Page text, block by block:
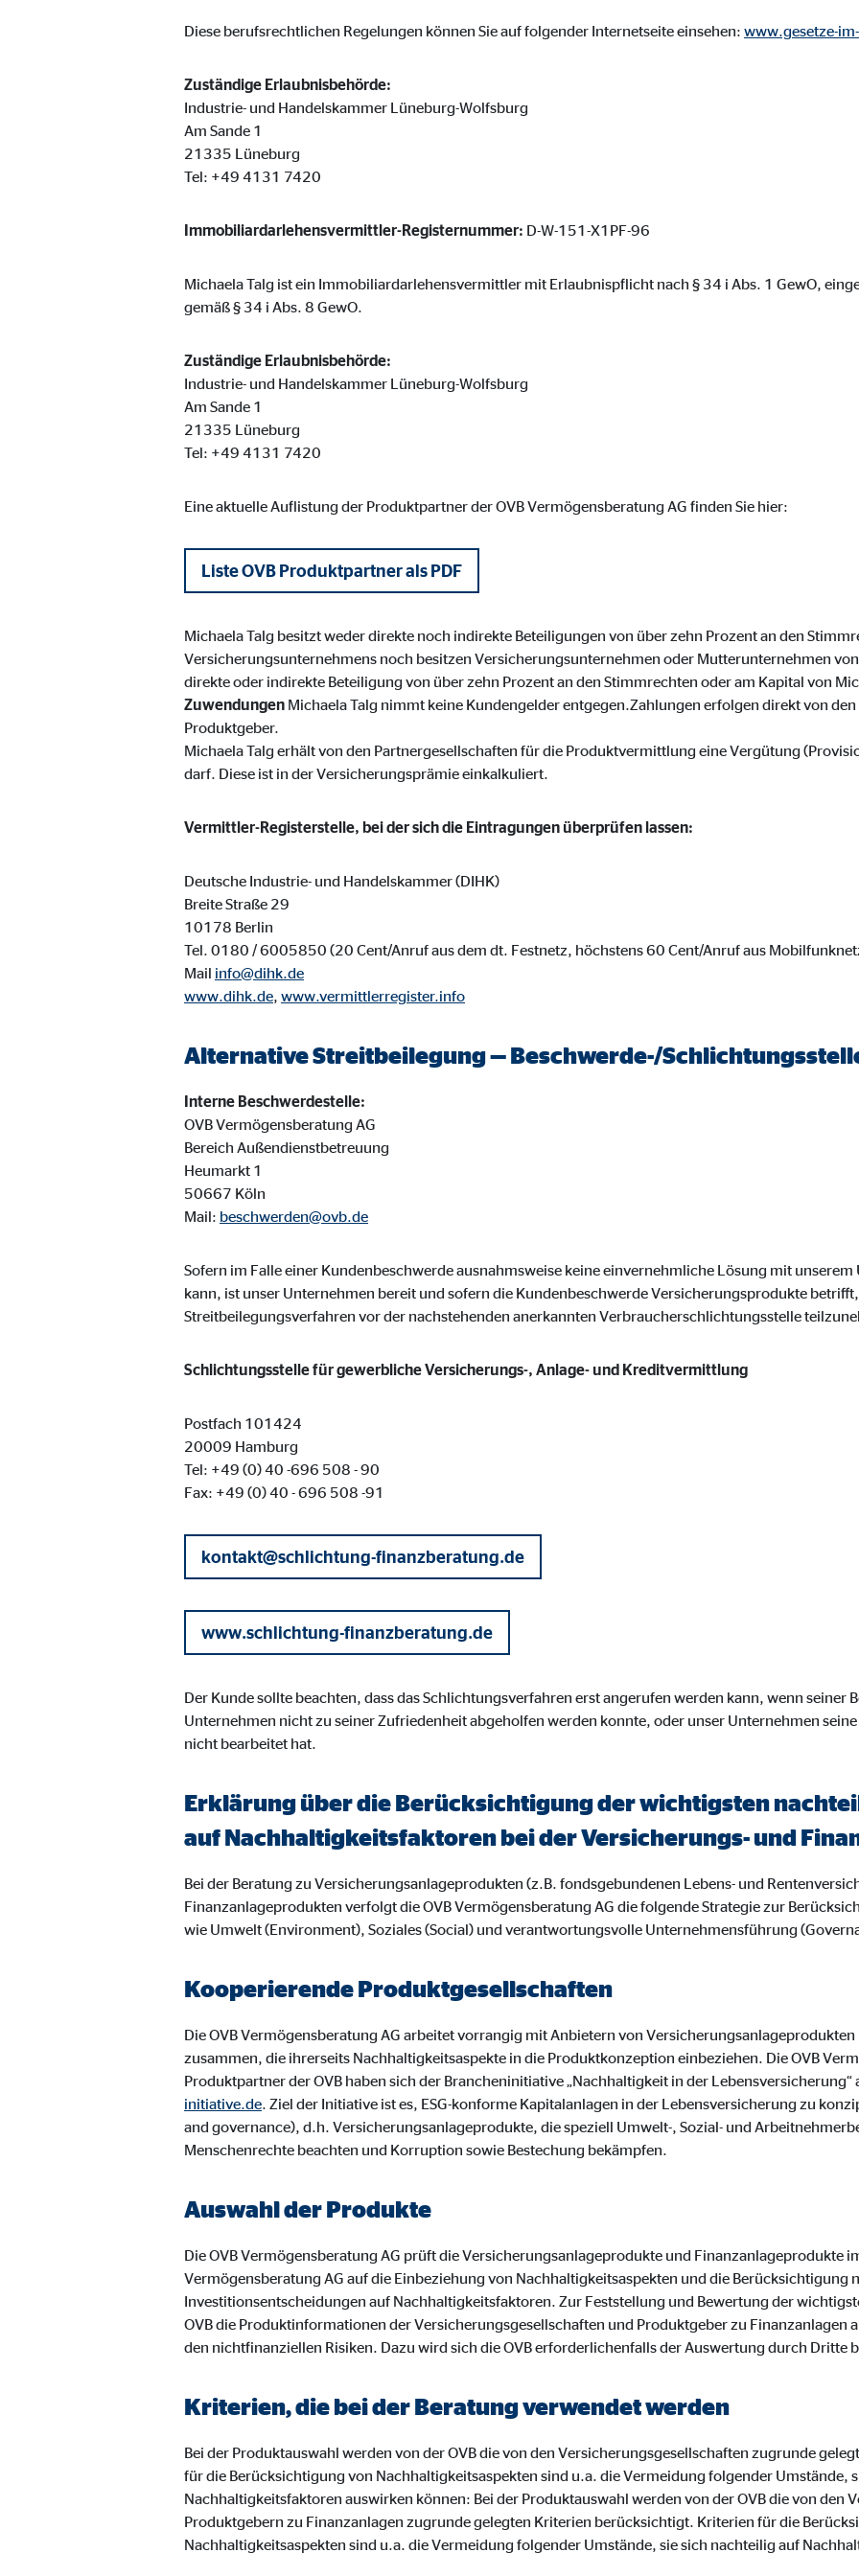
Diese berufsrechtlichen Regelungen können Sie auf folgender Internetseite einsehen: www.gesetze-
Zuständige Erlaubnisbehörde:
Industrie- und Handelskammer Lüneburg-Wolfsburg
Am Sande 1
21335 Lüneburg
Tel: +49 4131 7420
Immobiliardarlehensvermittler-Registernummer: D-W-151-X1PF-96
Michaela Talg ist ein Immobiliardarlehensvermittler mit Erlaubnispflicht nach § 34 i Abs. 1 GewO,
gemäß § 34 i Abs. 8 GewO.
Zuständige Erlaubnisbehörde:
Industrie- und Handelskammer Lüneburg-Wolfsburg
Am Sande 1
21335 Lüneburg
Tel: +49 4131 7420
Eine aktuelle Auflistung der Produktpartner der OVB Vermögensberatung AG finden Sie hier:
Liste OVB Produktpartner als PDF
Michaela Talg besitzt weder direkte noch indirekte Beteiligungen von über zehn Prozent an den
Versicherungsunternehmens noch besitzen Versicherungsunternehmen oder Mutterunternehmen
direkte oder indirekte Beteiligung von über zehn Prozent an den Stimmrechten oder am Kapital von
Zuwendungen Michaela Talg nimmt keine Kundengelder entgegen.Zahlungen erfolgen direkt von
Produktgeber.
Michaela Talg erhält von den Partnergesellschaften für die Produktvermittlung eine Vergütung
darf. Diese ist in der Versicherungsprämie einkalkuliert.
Vermittler-Registerstelle, bei der sich die Eintragungen überprüfen lassen:
Deutsche Industrie- und Handelskammer (DIHK)
Breite Straße 29
10178 Berlin
Tel. 0180 / 6005850 (20 Cent/Anruf aus dem dt. Festnetz, höchstens 60 Cent/Anruf aus
Mail info@dihk.de
www.dihk.de, www.vermittlerregister.info
Alternative Streitbeilegung — Beschwerde-/
Interne Beschwerdestelle:
OVB Vermögensberatung AG
Bereich Außendienstbetreuung
Heumarkt 1
50667 Köln
Mail: beschwerden@ovb.de
Sofern im Falle einer Kundenbeschwerde ausnahmsweise keine einvernehmliche Lösung mit
kann, ist unser Unternehmen bereit und sofern die Kundenbeschwerde Versicherungsprodukte
Streitbeilegungsverfahren vor der nachstehenden anerkannten Verbraucherschlichtungsstelle
Schlichtungsstelle für gewerbliche Versicherungs-, Anlage- und Kreditvermittlung
Postfach 101424
20009 Hamburg
Tel: +49 (0) 40 -696 508 - 90
Fax: +49 (0) 40 - 696 508 -91
kontakt@schlichtung-finanzberatung.de
www.schlichtung-finanzberatung.de
Der Kunde sollte beachten, dass das Schlichtungsverfahren erst angerufen werden kann, wenn seiner
Unternehmen nicht zu seiner Zufriedenheit abgeholfen werden konnte, oder unser Unternehmen
nicht bearbeitet hat.
Erklärung über die Berücksichtigung der wichtigsten
auf Nachhaltigkeitsfaktoren bei der Versicherungs- und
Bei der Beratung zu Versicherungsanlageprodukten (z.B. fondsgebundenen Lebens- und
Finanzanlageprodukten verfolgt die OVB Vermögensberatung AG die folgende Strategie zur
wie Umwelt (Environment), Soziales (Social) und verantwortungsvolle Unternehmensführung
Kooperierende Produktgesellschaften
Die OVB Vermögensberatung AG arbeitet vorrangig mit Anbietern von
zusammen, die ihrerseits Nachhaltigkeitsaspekte in die Produktkonzeption einbeziehen. Die OVB
Produktpartner der OVB haben sich der Brancheninitiative „Nachhaltigkeit in der Lebensversicherung“
initiative.de. Ziel der Initiative ist es, ESG-konforme Kapitalanlagen in der Lebensversicherung zu
and governance), d.h. Versicherungsanlageprodukte, die speziell Umwelt-, Sozial- und
Menschenrechte beachten und Korruption sowie Bestechung bekämpfen.
Auswahl der Produkte
Die OVB Vermögensberatung AG prüft die Versicherungsanlageprodukte und Finanzanlageprodukte
Vermögensberatung AG auf die Einbeziehung von Nachhaltigkeitsaspekten und die Berücksichtigung
Investitionsentscheidungen auf Nachhaltigkeitsfaktoren. Zur Feststellung und Bewertung der
OVB die Produktinformationen der Versicherungsgesellschaften und Produktgeber zu Finanzanlagen
den nichtfinanziellen Risiken. Dazu wird sich die OVB erforderlichenfalls der Auswertung durch Dritte
Kriterien, die bei der Beratung verwendet werden
Bei der Produktauswahl werden von der OVB die von den Versicherungsgesellschaften zugrunde
für die Berücksichtigung von Nachhaltigkeitsaspekten sind u.a. die Vermeidung folgender Umstände,
Nachhaltigkeitsfaktoren auswirken können: Bei der Produktauswahl werden von der OVB die von den
Produktgebern zu Finanzanlagen zugrunde gelegten Kriterien berücksichtigt. Kriterien für die
Nachhaltigkeitsaspekten sind u.a. die Vermeidung folgender Umstände, sie sich nachteilig auf
Cookie Laufzeit: Browser-Sitzung
Einverständnis Cookie | Empfänger: OVB
Anbieter:
Cookie Laufzeit: 1 Jahr
Statistik Cookies
Google Analytics | Empfänger: OVB, Google Ireland Ltd.
Erhebung von Statistiken zur Website-Nutzung
Marketing Cookies werden eingesetzt, um personalisierte Werbung anzuzeigen. Zu diesem Zweck werden die Daten an
Besucher über die Websites hinweg verfolgen.
Facebook Pixel | Empfänger: OVB, Facebook Ireland Ltd.
_fbp
Cookie Laufzeit: 3 Monate
Adform | Empfänger: OVB, Adform A/S
ad campaign
Externe Medien
Inhalte von Video- und Kartenplattformen werden beim Besuch unserer Webseite standardmäßig blockiert. Durch das
Google Maps | Empfänger: OVB, Google Ireland Ltd.
google_maps
Einbinden von interaktiven Google Karten
Cookie Laufzeit:
YouTube | Empfänger: OVB, Google Ireland Ltd.
Google Ireland Ltd.
jwplayer
Einbinden von Videos
Cookie Laufzeit: 24 Monate
ProvenExpert | Empfänger: OVB, Expert Systems AG
provenexpert
Zweck: Darstellung des Bewertungssiegel
Cookie Laufzeit: 30 Tage
vimeoplayer
Einbinden von Videos